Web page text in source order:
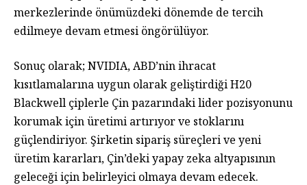
merkezlerinde önümüzdeki dönemde de tercih
edilmeye devam etmesi öngörülüyor.
Sonuç olarak; NVIDIA, ABD’nin ihracat
kısıtlamalarına uygun olarak geliştirdiği H20
Blackwell çiplerle Çin pazarındaki lider pozisyonunu
korumak için üretimi artırıyor ve stoklarını
güçlendiriyor. Şirketin sipariş süreçleri ve yeni
üretim kararları, Çin’deki yapay zeka altyapısının
geleceği için belirleyici olmaya devam edecek.